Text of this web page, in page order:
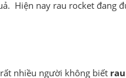
Hiện nay rau rocket đang
nhiều người không biết